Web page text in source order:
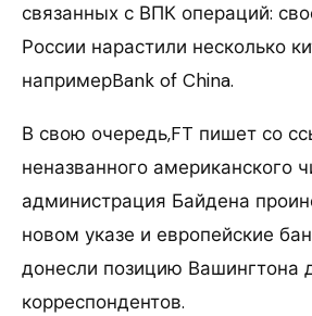
связанных с ВПК операций:
России нарастили несколько
напримерBank of China.
В свою очередь,FT пишет со
неназванного американского
администрация Байдена
новом указе и европейские
донесли позицию Вашингтона
корреспондентов.